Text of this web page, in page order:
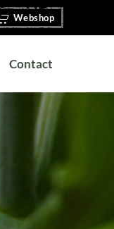
Webshop
Contact